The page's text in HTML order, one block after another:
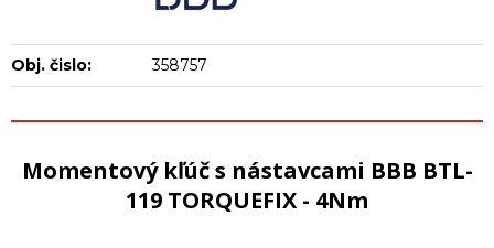
Obj. čislo: 358757
Momentový kľúč s nástavcami BBB BTL-
119 TORQUEFIX - 4Nm